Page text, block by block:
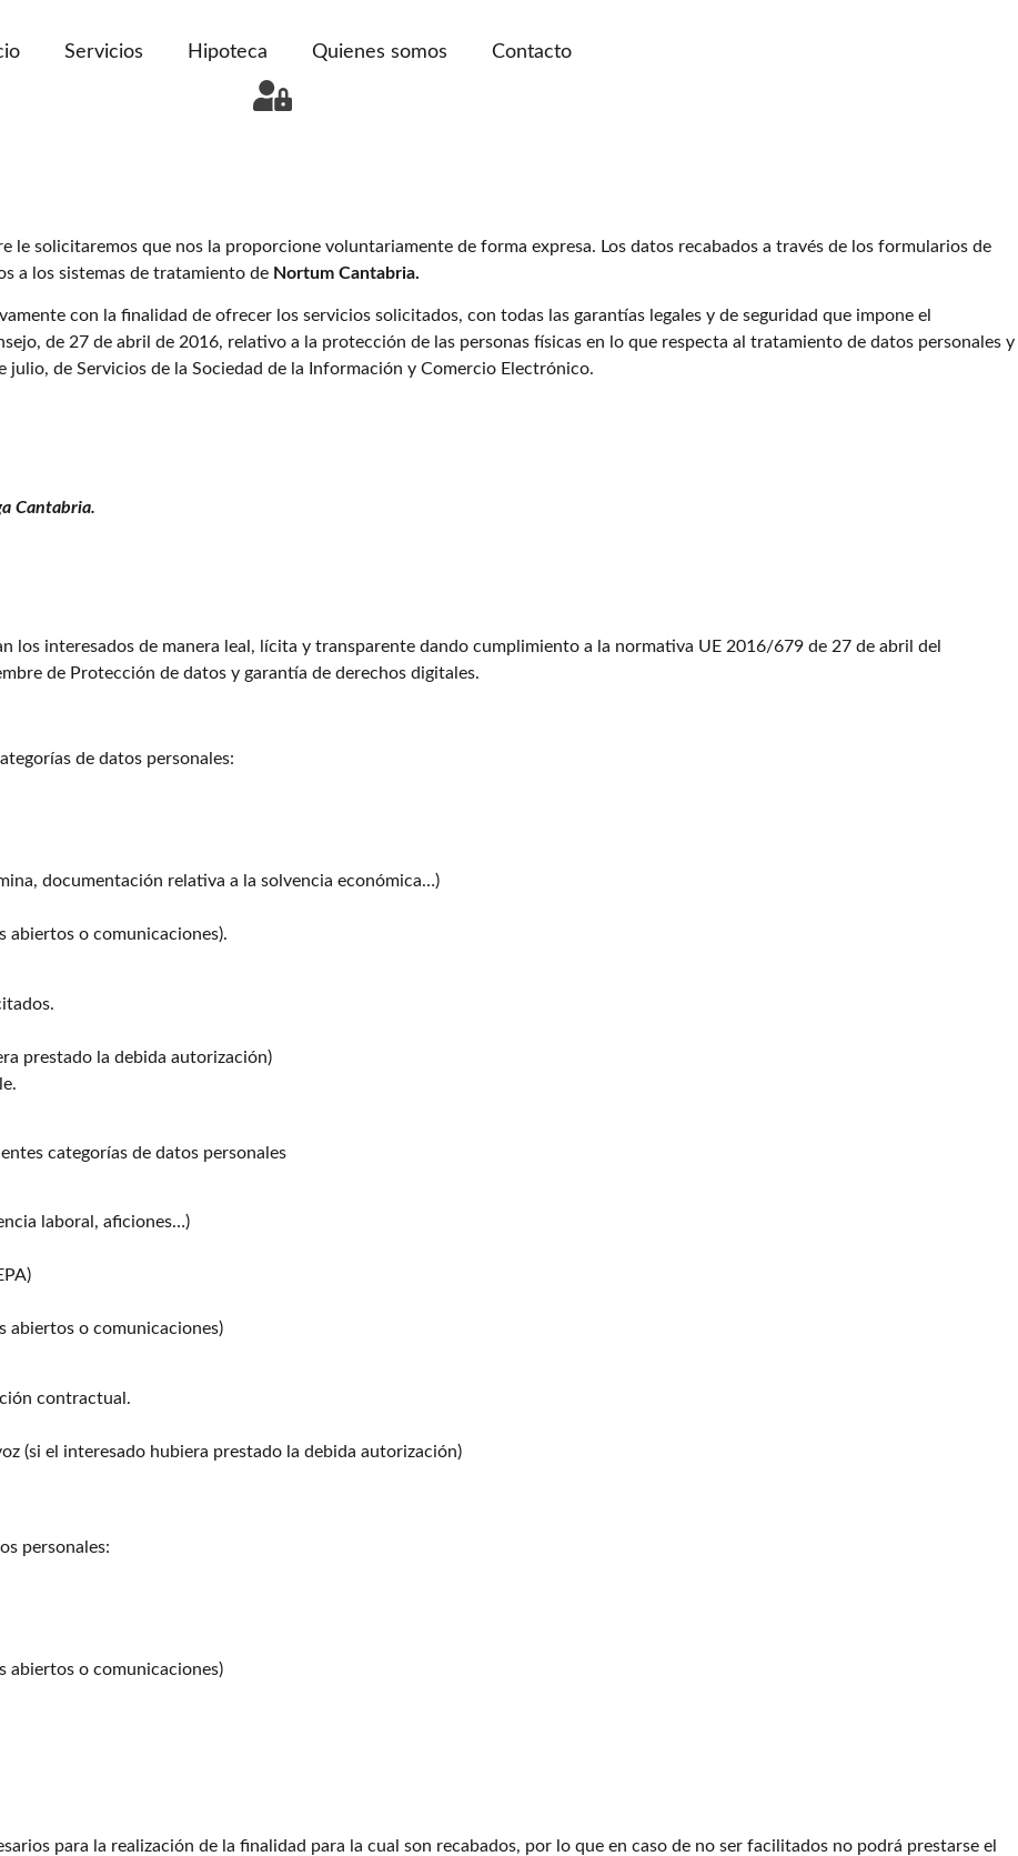
Servicios Hipoteca Quienes somos Contacto
solicitaremos que nos la proporcione voluntariamente de forma expresa. Los datos recabados a través de los formularios de
a los sistemas de tratamiento de Nortum Cantabria.
con la finalidad de ofrecer los servicios solicitados, con todas las garantías legales y de seguridad que impone el
de 27 de abril de 2016, relativo a la protección de las personas físicas en lo que respecta al tratamiento de datos personales y
de Servicios de la Sociedad de la Información y Comercio Electrónico.
Cantabria.
los interesados de manera leal, lícita y transparente dando cumplimiento a la normativa UE 2016/679 de 27 de abril del
de Protección de datos y garantía de derechos digitales.
de datos personales:
documentación relativa a la solvencia económica…)
o comunicaciones).
prestado la debida autorización)
categorías de datos personales
laboral, aficiones…)
abiertos o comunicaciones)
contractual.
(si el interesado hubiera prestado la debida autorización)
personales:
abiertos o comunicaciones)
para la realización de la finalidad para la cual son recabados, por lo que en caso de no ser facilitados no podrá prestarse el